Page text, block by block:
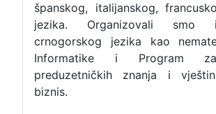
španskog, italijanskog,
jezika. Organizovali smo
crnogorskog jezika kao
Informatike i Program
preduzetničkih znanja i
biznis.